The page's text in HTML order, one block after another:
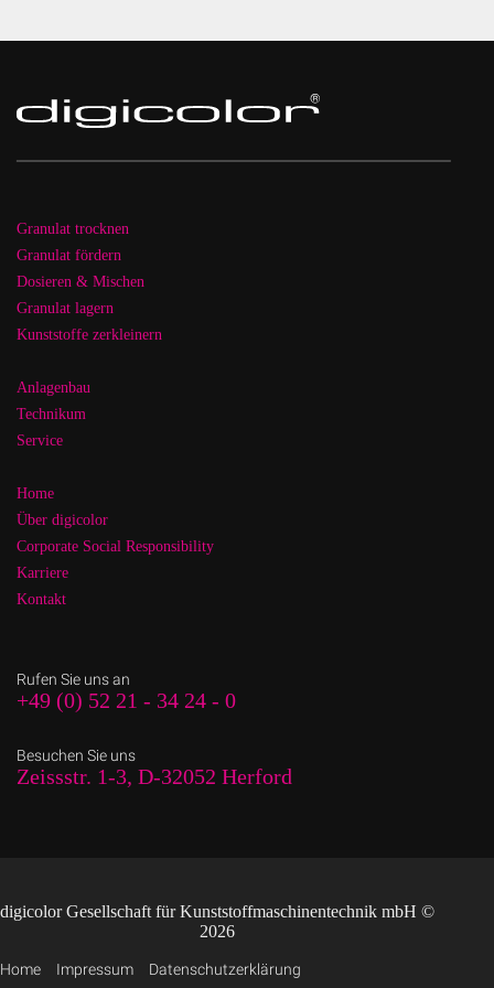
Granulat trocknen
Granulat fördern
Dosieren & Mischen
Granulat lagern
Kunststoffe zerkleinern
Anlagenbau
Technikum
Service
Home
Über digicolor
Corporate Social Responsibility
Karriere
Kontakt
Rufen Sie uns an
+49 (0) 52 21 - 34 24 - 0
Besuchen Sie uns
Zeissstr. 1-3, D-32052 Herford
digicolor Gesellschaft für Kunststoffmaschinentechnik mbH ©
2026
Home Impressum Datenschutzerklärung